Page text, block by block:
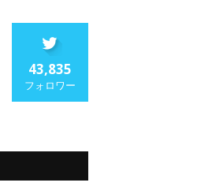
43,835
フォロワー